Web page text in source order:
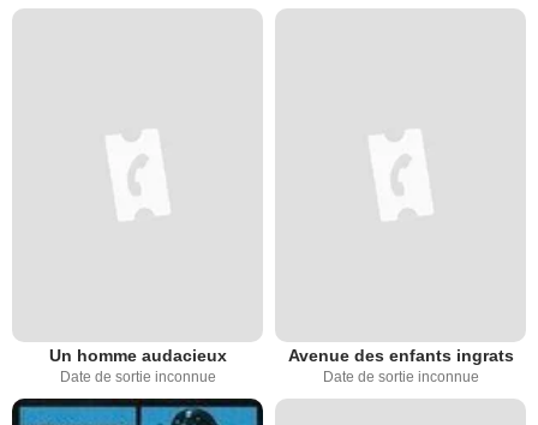
Un homme audacieux
Date de sortie inconnue
Avenue des enfants ingrats
Date de sortie inconnue